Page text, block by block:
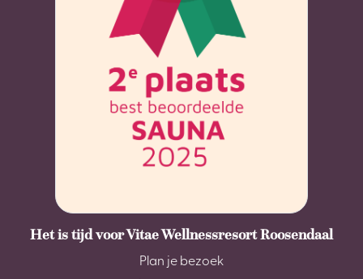
Het is tijd voor Vitae Wellnessresort Roosendaal
Plan je bezoek